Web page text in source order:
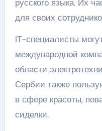
русского языка. Их
для своих
IT-специалисты
международной
области
Сербии также
в сфере красоты,
сиделки.